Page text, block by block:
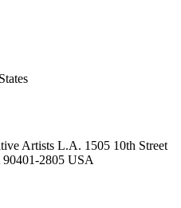
Artists L.A. 1505 10th Street
2805 USA